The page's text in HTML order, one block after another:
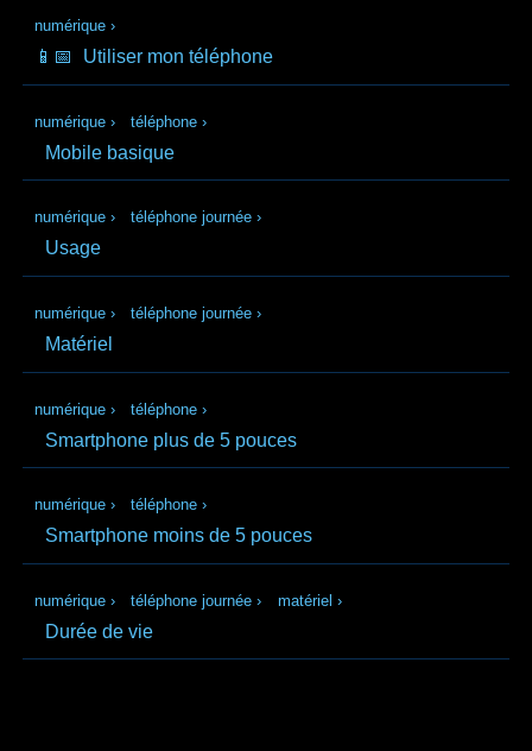
numérique ›
📱📅 Utiliser mon téléphone
numérique › téléphone ›
Mobile basique
numérique › téléphone journée ›
Usage
numérique › téléphone journée ›
Matériel
numérique › téléphone ›
Smartphone plus de 5 pouces
numérique › téléphone ›
Smartphone moins de 5 pouces
numérique › téléphone journée › matériel ›
Durée de vie